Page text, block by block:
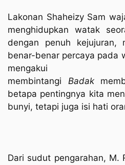
Lakonan Shaheizy Sam
menghidupkan watak
dengan penuh kejujuran,
benar-benar percaya pada
mengakui
membintangi Badak
betapa pentingnya kita
bunyi, tetapi juga isi hati
Dari sudut pengarahan, M.